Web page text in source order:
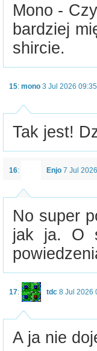
Mono -
bardziej
shircie.
15: mono 3 Jul 2026 09:35
Tak jest!
16: Enjo 7 Jul
No super
jak ja. O
17: tdc 8 Jul 2026
A ja nie